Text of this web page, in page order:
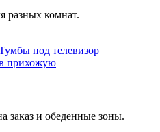
разных комнат.
под телевизор
прихожую
заказ и обеденные зоны.